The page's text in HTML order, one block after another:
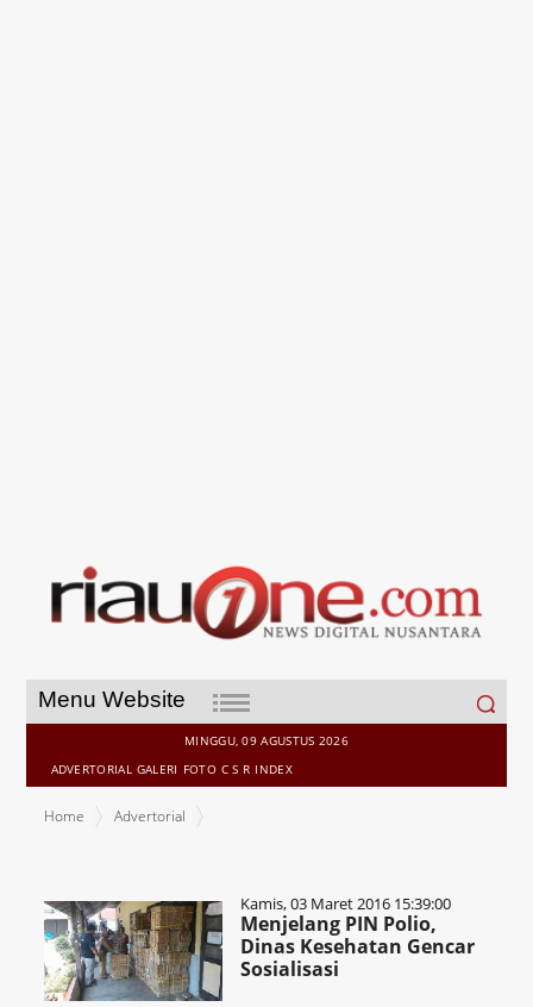
Menu Website
Search
for:
MINGGU, 09 AGUSTUS 2026
ADVERTORIAL GALERI FOTO C S R INDEX
Home Advertorial
Kamis, 03 Maret 2016 15:39:00
Menjelang PIN Polio,
Dinas Kesehatan Gencar
Sosialisasi